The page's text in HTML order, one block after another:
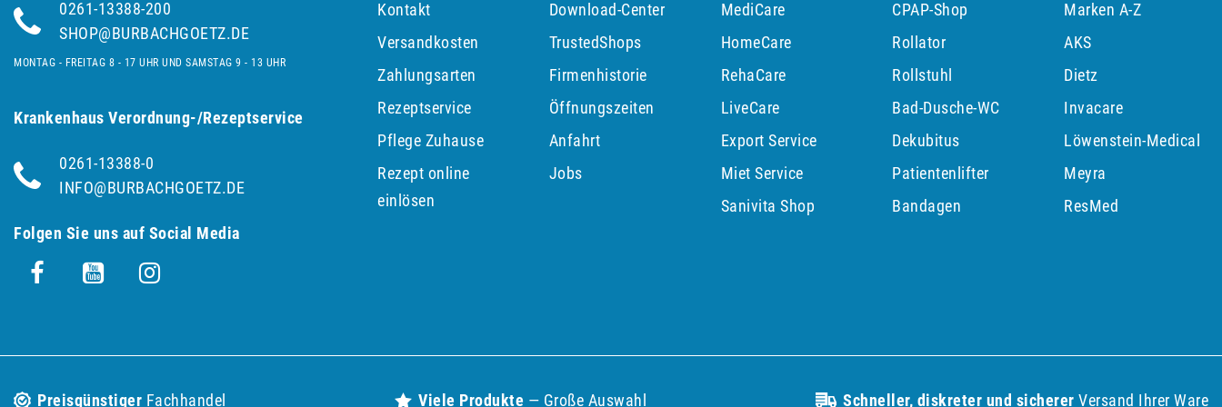
0261-13388-200
SHOP@BURBACHGOETZ.DE
MONTAG - FREITAG 8 - 17 UHR UND SAMSTAG 9 - 13 UHR
Krankenhaus Verordnung-/Rezeptservice
0261-13388-0
INFO@BURBACHGOETZ.DE
Folgen Sie uns auf Social Media
Kontakt
Versandkosten
Zahlungsarten
Rezeptservice
Pflege Zuhause
Rezept online
einlösen
Download-Center
TrustedShops
Firmenhistorie
Öffnungszeiten
Anfahrt
Jobs
MediCare
HomeCare
RehaCare
LiveCare
Export Service
Miet Service
Sanivita Shop
CPAP-Shop
Rollator
Rollstuhl
Bad-Dusche-WC
Dekubitus
Patientenlifter
Bandagen
Marken A-Z
AKS
Dietz
Invacare
Löwenstein-Medical
Meyra
ResMed
Preisgünstiger Fachhandel Viele Produkte — Große Auswahl Schneller, diskreter und sicherer Versand Ihrer Ware